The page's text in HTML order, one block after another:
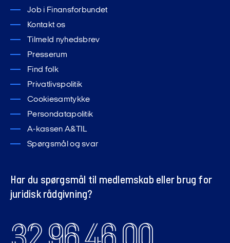
Job i Finansforbundet
Kontakt os
Tilmeld nyhedsbrev
Presserum
Find folk
Privatlivspolitik
Cookiesamtykke
Persondatapolitik
A-kassen A&TIL
Spørgsmål og svar
Har du spørgsmål til medlemskab eller brug for
juridisk rådgivning?